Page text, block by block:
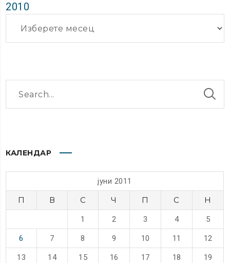
2010
КАЛЕНДАР
јуни 2011
П В С Ч П С Н
1 2 3 4 5
6 7 8 9 10 11 12
13 14 15 16 17 18 19